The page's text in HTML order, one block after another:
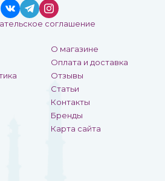
О магазине
Оплата и доставка
Отзывы
Статьи
Контакты
Бренды
Карта сайта
соглашение